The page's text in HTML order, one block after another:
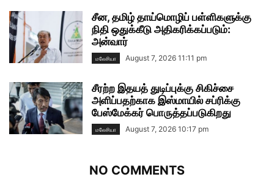
சீன, தமிழ் தாய்மொழிப் பள்ளிகளுக்கு
நிதி ஒதுக்கீடு அதிகரிக்கப்படும்:
அன்வார்
மலேசியா August 7, 2026 11:11 pm
சீரற்ற இதயத் துடிப்புக்கு சிகிச்சை
அளிப்பதற்காக இஸ்மாயில் சப்ரிக்கு
பேஸ்மேக்கர் பொருத்தப்படுகிறது
மலேசியா August 7, 2026 10:17 pm
NO COMMENTS